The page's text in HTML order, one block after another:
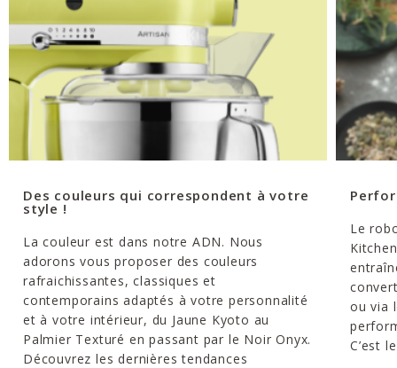
Des couleurs qui correspondent à votre
style !
La couleur est dans notre ADN. Nous
adorons vous proposer des couleurs
rafraichissantes, classiques et
contemporains adaptés à votre personnalité
et à votre intérieur, du Jaune Kyoto au
Palmier Texturé en passant par le Noir Onyx.
Découvrez les dernières tendances
Le
ou via
C’est